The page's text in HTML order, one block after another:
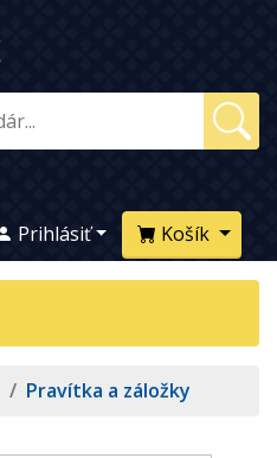
Košík
Prihlásiť
/ Pravítka a záložky